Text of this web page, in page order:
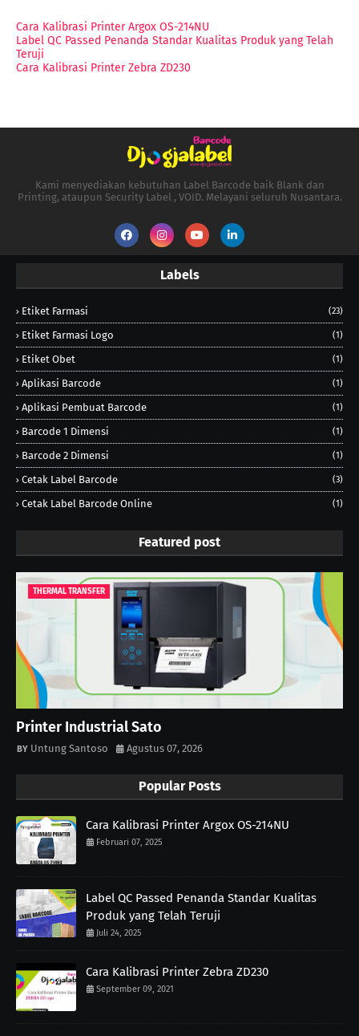
Cara Kalibrasi Printer Argox OS-214NU
Label QC Passed Penanda Standar Kualitas Produk yang Telah
Teruji
Cara Kalibrasi Printer Zebra ZD230
Kami menyediakan kebutuhan Label Barcode baik Blank dan
Printing, ataupun Security Label , VOID. Melayani seluruh Nusantara.
Labels
Etiket Farmasi (23)
Etiket Farmasi Logo (1)
Etiket Obet (1)
Aplikasi Barcode (1)
Aplikasi Pembuat Barcode (1)
Barcode 1 Dimensi (1)
Barcode 2 Dimensi (1)
Cetak Label Barcode (3)
Cetak Label Barcode Online (1)
Featured post
THERMAL TRANSFER
Printer Industrial Sato
Untung Santoso Agustus 07, 2026
Popular Posts
Cara Kalibrasi Printer Argox OS-214NU
Februari 07, 2025
Label QC Passed Penanda Standar Kualitas
Produk yang Telah Teruji
Juli 24, 2025
Cara Kalibrasi Printer Zebra ZD230
September 09, 2021